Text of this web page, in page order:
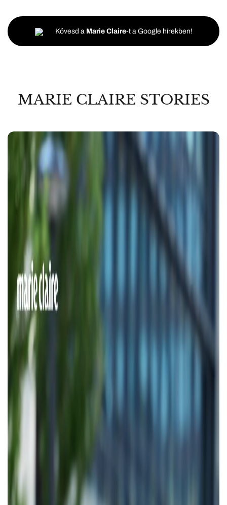
Kövesd a Marie Claire-t a Google hírekben!
MARIE CLAIRE STORIES